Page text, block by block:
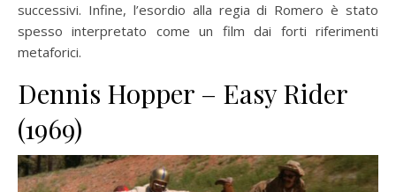
successivi. Infine, l’esordio alla regia di Romero è stato
spesso interpretato come un film dai forti riferimenti
metaforici.
Dennis Hopper – Easy Rider
(1969)